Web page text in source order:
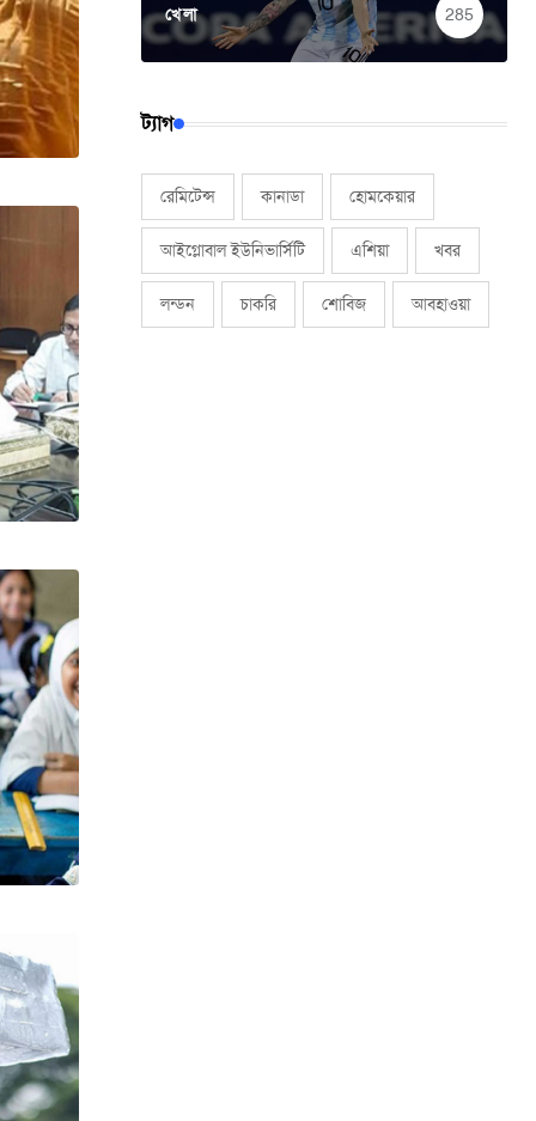
খেলা 285
ট্যাগ
রেমিটেন্স কানাডা হোমকেয়ার
আইগ্লোবাল ইউনিভার্সিটি এশিয়া খবর
লন্ডন চাকরি শোবিজ আবহাওয়া